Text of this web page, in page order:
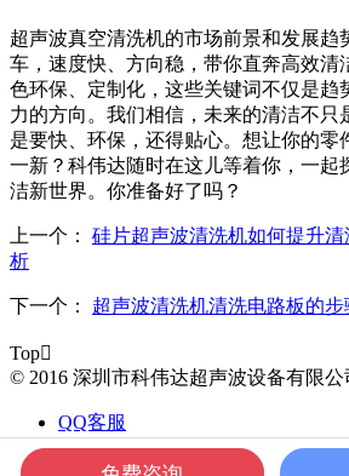
超声波真空清洗机的市场前景和发展趋
车，速度快、方向稳，带你直奔高效清
色环保、定制化，这些关键词不仅是趋
力的方向。我们相信，未来的清洁不只
是要快、环保，还得贴心。想让你的零
一新？科伟达随时在这儿等着你，一起
洁新世界。你准备好了吗？
上一个： 硅片超声波清洗机如何提升
析
下一个： 超声波清洗机清洗电路板的步
Top
© 2016 深圳市科伟达超声波设备有限
QQ客服
电话咨询